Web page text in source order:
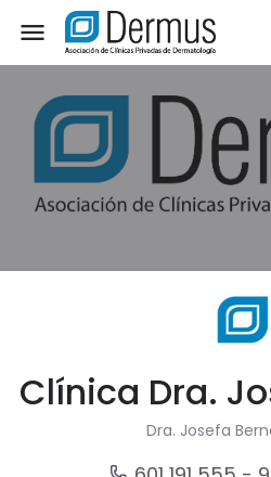
menu
Clínica Dra.
Dra. Josefa